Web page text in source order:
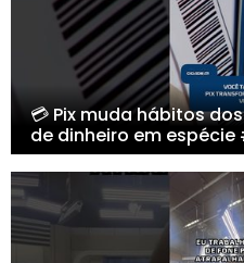
💳 Pix muda hábitos
de dinheiro em espécie